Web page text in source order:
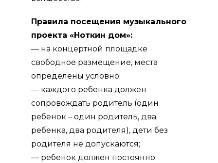
Правила посещения музыкального
проекта «Ноткин дом»:
— на концертной площадке
свободное размещение, места
определены условно;
— каждого ребенка должен
сопровождать родитель (один
ребенок – один родитель, два
ребенка, два родителя), дети без
родителя не допускаются;
— ребенок должен постоянно